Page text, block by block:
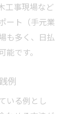
工事現場など
ート（手元業
も多く、日払
です。
例
いる例とし